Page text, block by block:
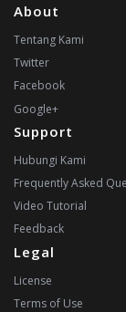
About
Tentang Kami
Twitter
Facebook
Google+
Support
Hubungi Kami
Frequently Asked
Video Tutorial
Feedback
Legal
License
Terms of Use